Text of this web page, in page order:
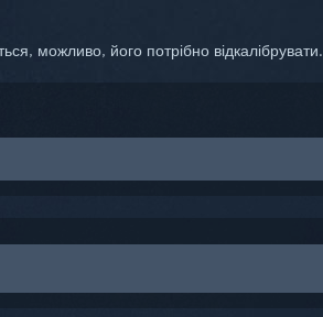
можливо, його потрібно відкалібрувати.
кнопку